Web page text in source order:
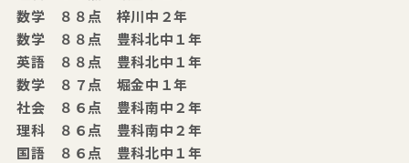
数学 ８８点 梓川中２年
数学 ８８点 豊科北中１年
英語 ８８点 豊科北中１年
数学 ８７点 堀金中１年
社会 ８６点 豊科南中２年
理科 ８６点 豊科南中２年
国語 ８６点 豊科北中１年